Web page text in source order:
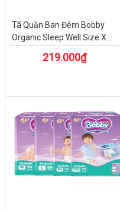
Tã Quần Ban Đêm Bobby
Organic Sleep Well Size X...
219.000₫